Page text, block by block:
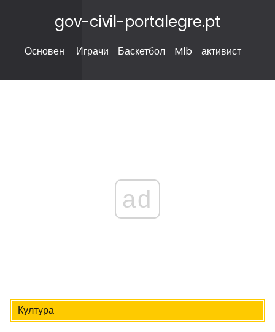
gov-civil-portalegre.pt
Основен Играчи Баскетбол Mlb активист
ad
Култура